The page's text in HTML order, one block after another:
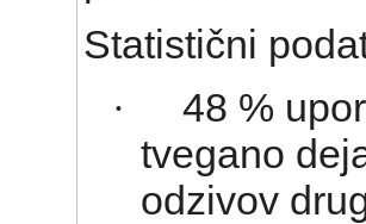
Statistični
·
48 %
tvegano
odzivov